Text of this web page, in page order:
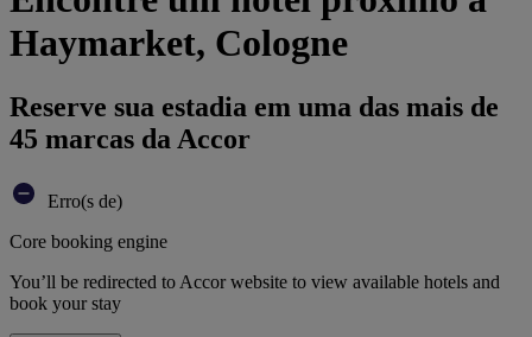
Haymarket, Cologne
Reserve sua estadia em uma das mais de
45 marcas da Accor
Erro(s de)
Core booking engine
You’ll be redirected to Accor website to view available hotels and
book your stay